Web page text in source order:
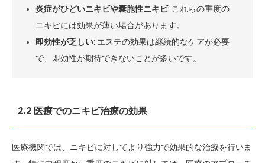
炎症がひどいニキビや嚢胞性ニキビ: これらの重度の
ニキビには効果が薄い場合があります。
即効性が乏しい: エステの効果は継続的なケアが必要
で、即効性が期待できないことが多いです。
2.2 医療でのニキビ治療の効果
医療機関では、ニキビに対してより強力で効果的な治療を行いま